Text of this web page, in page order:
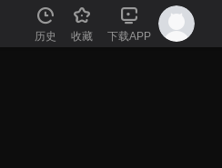
历史 收藏 下载APP